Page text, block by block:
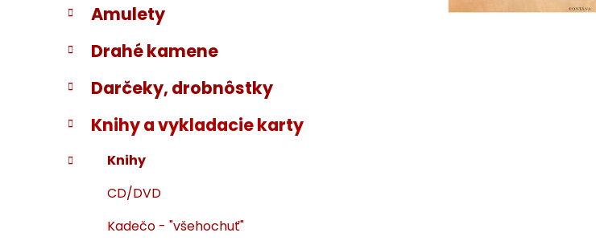
Amulety
Drahé kamene
Darčeky, drobnôstky
Knihy a vykladacie karty
Knihy
CD/DVD
Kadečo - "všehochuť"